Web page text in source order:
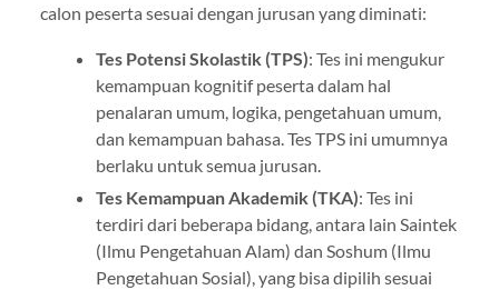
calon peserta sesuai dengan jurusan yang diminati:
Tes Potensi Skolastik (TPS): Tes ini mengukur
kemampuan kognitif peserta dalam hal
penalaran umum, logika, pengetahuan umum,
dan kemampuan bahasa. Tes TPS ini umumnya
berlaku untuk semua jurusan.
Tes Kemampuan Akademik (TKA): Tes ini
terdiri dari beberapa bidang, antara lain Saintek
(Ilmu Pengetahuan Alam) dan Soshum (Ilmu
Pengetahuan Sosial), yang bisa dipilih sesuai